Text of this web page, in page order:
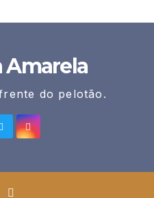
Amarela
do pelotão.